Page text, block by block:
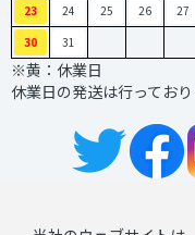
23
24 25 26 27
30
31
※黄：休業日
休業日の発送は行っており